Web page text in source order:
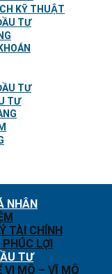
KỸ THUẬT
TƯ
TƯ
TƯ
NHÂN
TÀI CHÍNH
LỢI
TƯ
VI MÔ – VĨ MÔ